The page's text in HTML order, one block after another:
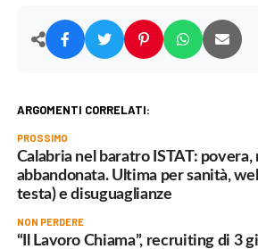
ARGOMENTI CORRELATI:
PROSSIMO
Calabria nel baratro ISTAT: povera,
abbandonata. Ultima per sanità,
testa) e disuguaglianze
NON PERDERE
“Il Lavoro Chiama”, recruiting di 3